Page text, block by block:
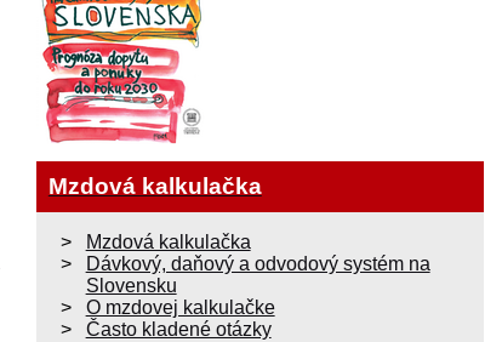
Mzdová kalkulačka
Mzdová kalkulačka
Dávkový, daňový a odvodový systém na
Slovensku
O mzdovej kalkulačke
Často kladené otázky